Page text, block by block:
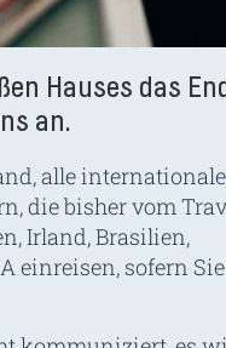
Hauses das
an.
alle
die bisher vom
Irland, Brasilien,
einreisen, sofern Sie